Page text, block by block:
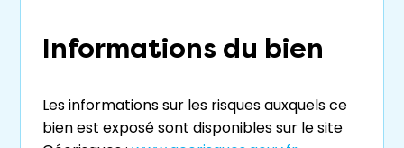
Informations du bien
Les informations sur les risques auxquels ce
bien est exposé sont disponibles sur le site